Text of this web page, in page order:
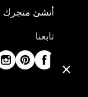
أنشئ متجرك
تابعنا